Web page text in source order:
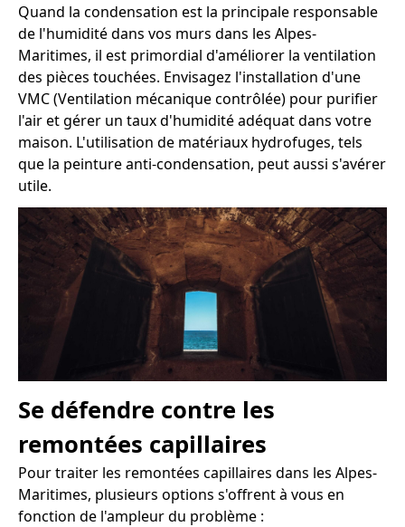
Quand la condensation est la principale responsable
de l'humidité dans vos murs dans les Alpes-
Maritimes, il est primordial d'améliorer la ventilation
des pièces touchées. Envisagez l'installation d'une
VMC (Ventilation mécanique contrôlée) pour purifier
l'air et gérer un taux d'humidité adéquat dans votre
maison. L'utilisation de matériaux hydrofuges, tels
que la peinture anti-condensation, peut aussi s'avérer
utile.
Se défendre contre les
remontées capillaires
Pour traiter les remontées capillaires dans les Alpes-
Maritimes, plusieurs options s'offrent à vous en
fonction de l'ampleur du problème :